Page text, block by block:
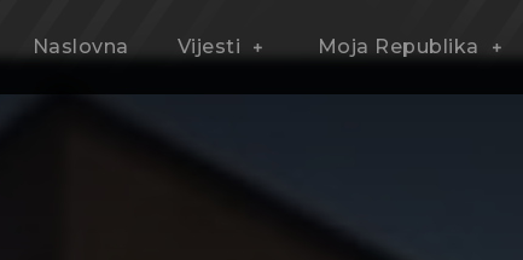
Naslovna Vijesti Moja Republika